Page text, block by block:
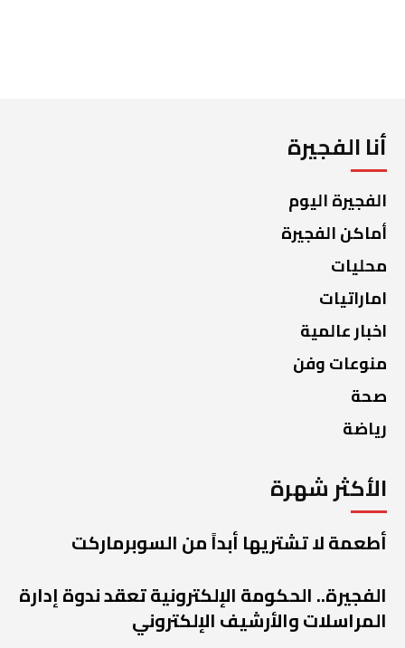
أنا الفجيرة
الفجيرة اليوم
أماكن الفجيرة
محليات
اماراتيات
اخبار عالمية
منوعات وفن
صحة
رياضة
الأكثر شهرة
أطعمة لا تشتريها أبداً من السوبرماركت
الفجيرة.. الحكومة الإلكترونية تعقد ندوة إدارة
المراسلات والأرشيف الإلكتروني